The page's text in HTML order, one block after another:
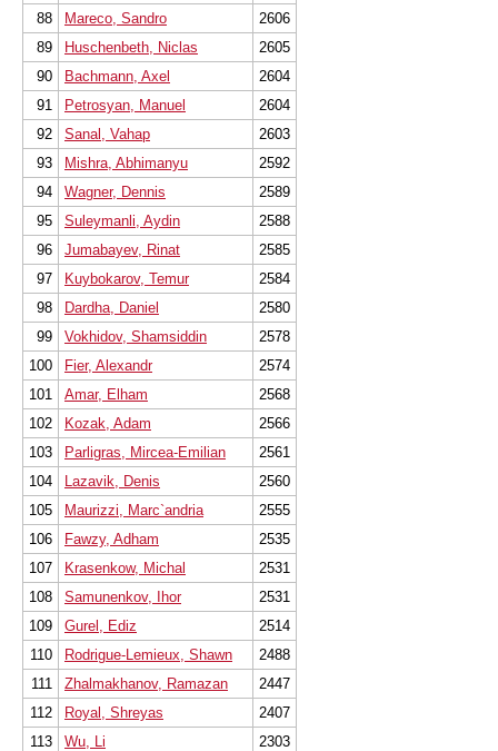
88
Mareco, Sandro
2606
89
Huschenbeth, Niclas
2605
90
Bachmann, Axel
2604
91
Petrosyan, Manuel
2604
92
Sanal, Vahap
2603
93
Mishra, Abhimanyu
2592
94
Wagner, Dennis
2589
95
Suleymanli, Aydin
2588
96
Jumabayev, Rinat
2585
97
Kuybokarov, Temur
2584
98
Dardha, Daniel
2580
99
Vokhidov, Shamsiddin
2578
100
Fier, Alexandr
2574
101
Amar, Elham
2568
102
Kozak, Adam
2566
103
Parligras, Mircea-Emilian
2561
104
Lazavik, Denis
2560
105
Maurizzi, Marc`andria
2555
106
Fawzy, Adham
2535
107
Krasenkow, Michal
2531
108
Samunenkov, Ihor
2531
109
Gurel, Ediz
2514
110
Rodrigue-Lemieux, Shawn
2488
111
Zhalmakhanov, Ramazan
2447
112
Royal, Shreyas
2407
113
Wu, Li
2303